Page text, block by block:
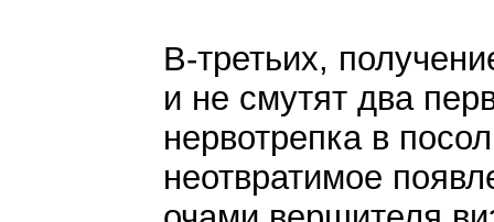
В-третьих,
и не смутят два
нервотрепка в
неотвратимое